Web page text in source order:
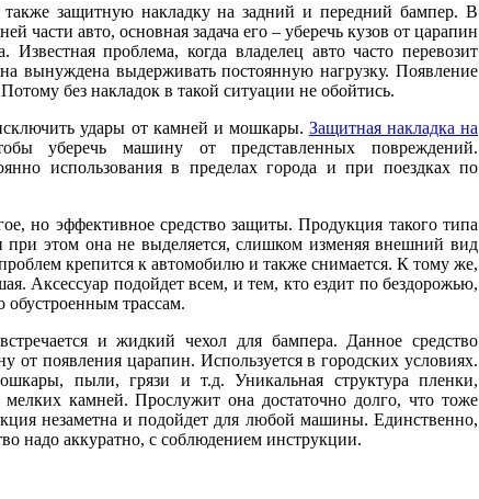
защитную накладку на задний и передний бампер. В
части авто, основная задача его – уберечь кузов от царапин
проблема, когда владелец авто часто перевозит
вынуждена выдерживать постоянную нагрузку. Появление
без накладок в такой ситуации не обойтись.
удары от камней и мошкары. Защитная накладка на
уберечь машину от представленных повреждений.
использования в пределах города и при поездках по
но эффективное средство защиты. Продукция такого типа
при этом она не выделяется, слишком изменяя внешний вид
крепится к автомобилю и также снимается. К тому же,
Аксессуар подойдет всем, и тем, кто ездит по бездорожью,
обустроенным трассам.
и жидкий чехол для бампера. Данное средство
от появления царапин. Используется в городских условиях.
пыли, грязи и т.д. Уникальная структура пленки,
мелких камней. Прослужит она достаточно долго, что тоже
незаметна и подойдет для любой машины. Единственно,
надо аккуратно, с соблюдением инструкции.